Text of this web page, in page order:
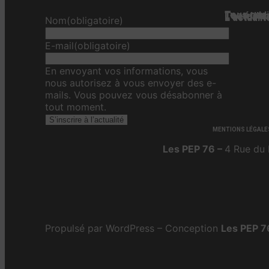
Nom(obligatoire)
E-mail(obligatoire)
En envoyant vos informations, vous
nous autorisez à vous envoyer des e-
mails. Vous pouvez vous désabonner à
tout moment.
S’inscrire à l’actualité
Tous
Les
Toute
MENTIONS
Les PEP 76 – 4 Rue du
Propulsé par WordPress – Conception Les PEP